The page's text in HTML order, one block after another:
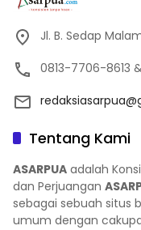
Jl. B. Sedap
0813-7706-8613
Tentang Kami
ASARPUA adalah
dan Perjuangan
sebagai sebuah situs
umum dengan